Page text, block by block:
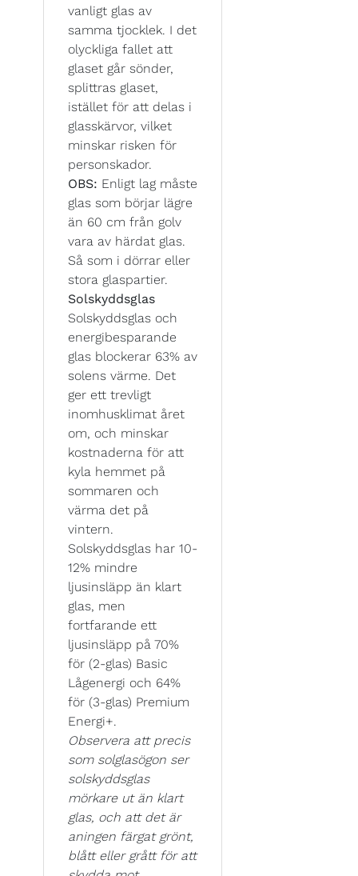
vanligt glas av
samma tjocklek. I det
olyckliga fallet att
glaset går sönder,
splittras glaset,
istället för att delas i
glasskärvor, vilket
minskar risken för
personskador.
OBS: Enligt lag måste
glas som börjar lägre
än 60 cm från golv
vara av härdat glas.
Så som i dörrar eller
stora glaspartier.
Solskyddsglas
Solskyddsglas och
energibesparande
glas blockerar 63% av
solens värme. Det
ger ett trevligt
inomhusklimat året
om, och minskar
kostnaderna för att
kyla hemmet på
sommaren och
värma det på
vintern.
Solskyddsglas har 10-
12% mindre
ljusinsläpp än klart
glas, men
fortfarande ett
ljusinsläpp på 70%
för (2-glas) Basic
Lågenergi och 64%
för (3-glas) Premium
Energi+.
Observera att precis
som solglasögon ser
solskyddsglas
mörkare ut än klart
glas, och att det är
aningen färgat grönt,
blått eller grått för att